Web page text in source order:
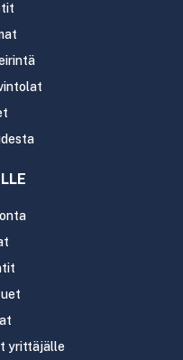
yrittäjälle